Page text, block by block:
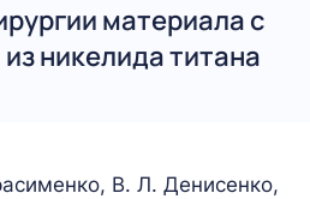
материалa с
никелида титана
В. Л. Денисенко,